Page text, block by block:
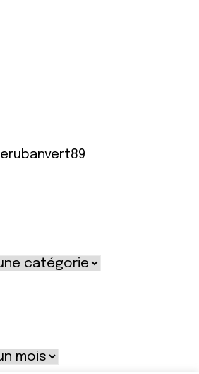
lerubanvert89